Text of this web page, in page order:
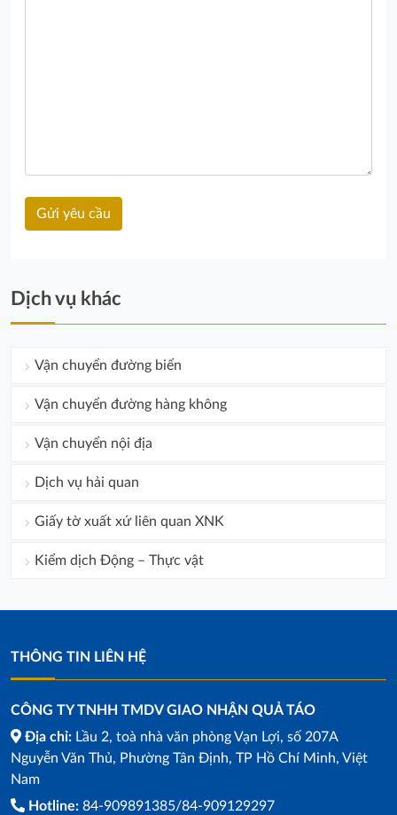
Dịch vụ khác
Vận chuyển đường biển
Vận chuyển đường hàng không
Vận chuyển nội địa
Dịch vụ hải quan
Giấy tờ xuất xứ liên quan XNK
Kiểm dịch Động – Thực vật
THÔNG TIN LIÊN HỆ
CÔNG TY TNHH TMDV GIAO NHẬN QUẢ TÁO
Địa chỉ: Lầu 2, toà nhà văn phòng Vạn Lợi, số 207A
Nguyễn Văn Thủ, Phường Tân Định, TP Hồ Chí Minh, Việt
Nam
Hotline: 84-909891385/84-909129297